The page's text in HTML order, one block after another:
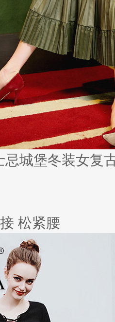
忌城堡冬装女复
松紧腰